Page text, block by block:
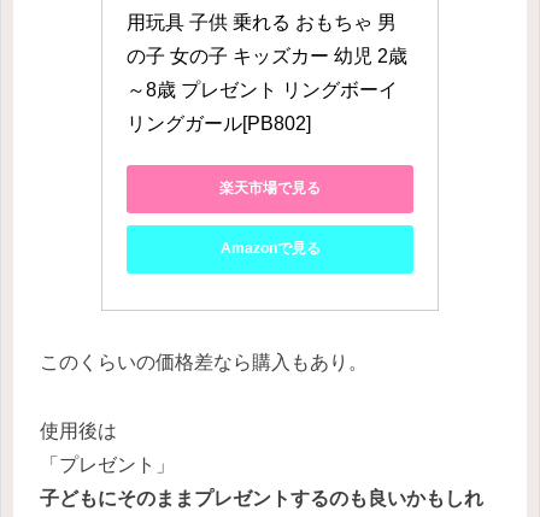
用玩具 子供 乗れる おもちゃ 男
の子 女の子 キッズカー 幼児 2歳
～8歳 プレゼント リングボーイ
リングガール[PB802]
楽天市場で見る
Amazonで見る
このくらいの価格差なら購入もあり。
使用後は
「プレゼント」
子どもにそのままプレゼントするのも良いかもしれ